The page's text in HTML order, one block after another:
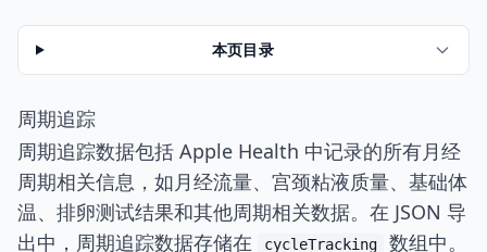
本页目录
周期追踪
周期追踪数据包括 Apple Health 中记录的所有月经
周期相关信息，如月经流量、宫颈粘液质量、基础体
温、排卵测试结果和其他周期相关数据。在 JSON 导
出中，周期追踪数据存储在
cycleTracking 数组中。